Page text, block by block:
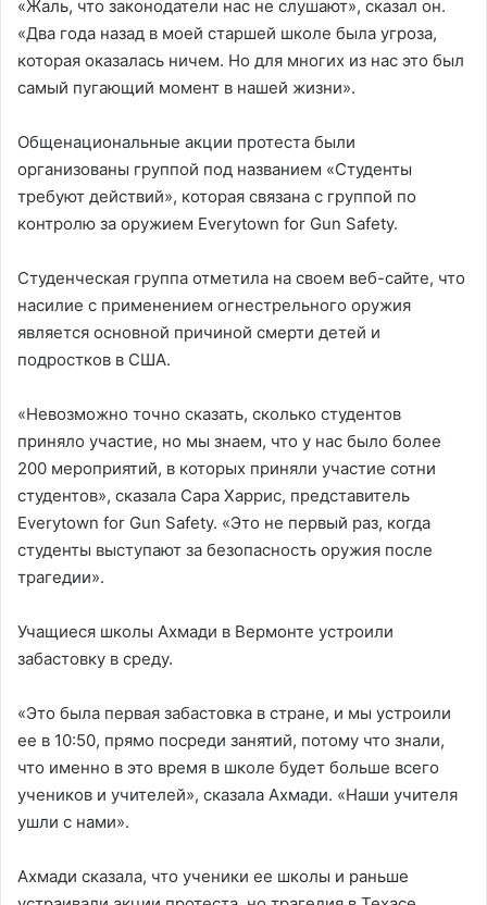
«Жаль, что законодатели нас не слушают», сказал он.
«Два года назад в моей старшей школе была угроза,
которая оказалась ничем. Но для многих из нас это был
самый пугающий момент в нашей жизни».
Общенациональные акции протеста были
организованы группой под названием «Студенты
требуют действий», которая связана с группой по
контролю за оружием Everytown for Gun Safety.
Студенческая группа отметила на своем веб-сайте, что
насилие с применением огнестрельного оружия
является основной причиной смерти детей и
подростков в США.
«Невозможно точно сказать, сколько студентов
приняло участие, но мы знаем, что у нас было более
200 мероприятий, в которых приняли участие сотни
студентов», сказала Сара Харрис, представитель
Everytown for Gun Safety. «Это не первый раз, когда
студенты выступают за безопасность оружия после
трагедии».
Учащиеся школы Ахмади в Вермонте устроили
забастовку в среду.
«Это была первая забастовка в стране, и мы устроили
ее в 10:50, прямо посреди занятий, потому что знали,
что именно в это время в школе будет больше всего
учеников и учителей», сказала Ахмади. «Наши учителя
ушли с нами».
Ахмади сказала, что ученики ее школы и раньше